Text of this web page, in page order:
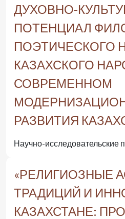
ДУХОВНО-
ПОТЕНЦИАЛ
ПОЭТИЧЕСКОГО
КАЗАХСКОГО
СОВРЕМЕННОМ
РАЗВИТИЯ
Научно-исследовательские
«РЕЛИГИОЗНЫЕ
ТРАДИЦИЙ И
КАЗАХСТАНЕ: